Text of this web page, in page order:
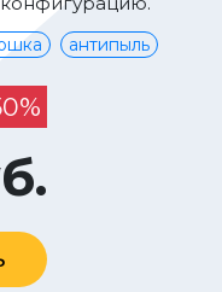
антипыль